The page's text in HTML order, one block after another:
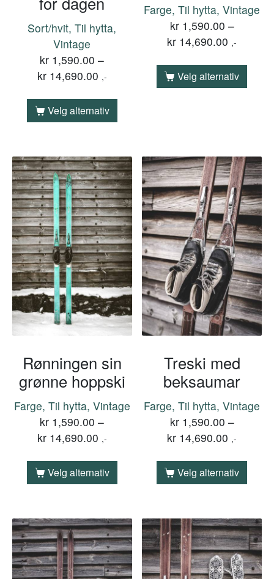
Sort/hvit, Til hytta,
Vintage
kr 1,590.00 –
kr14,690.00 ,-
Velg alternativ
Farge, Til hytta, Vintage
kr1,590.00 –
kr 14,690.00 ,-
Velg alternativ
Rønningen sin
grønne hoppski
Farge, Til hytta, Vintage
kr 1,590.00 –
kr14,690.00 ,-
Velg alternativ
Treski med
beksaumar
Farge, Til hytta, Vintage
kr1,590.00 –
kr 14,690.00 ,-
Velg alternativ